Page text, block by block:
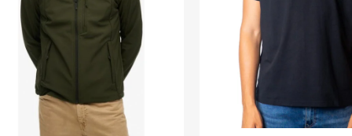
options
the
product
the
product